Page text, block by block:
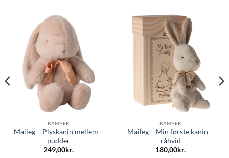
BAMSER
Maileg – Plyskanin mellem –
pudder
249,00kr.
BAMSER
Maileg – Min første kanin –
råhvid
180,00kr.